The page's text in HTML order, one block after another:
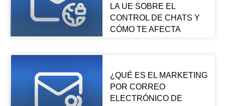
LA UE SOBRE EL
CONTROL DE CHATS Y
CÓMO TE AFECTA
¿QUÉ ES EL MARKETING
POR CORREO
ELECTRÓNICO DE